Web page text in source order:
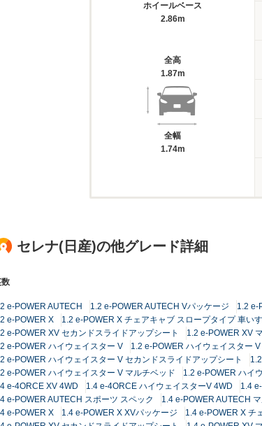
ホイールベース
2.86m
全高
1.87m
全幅
1.74m
セレナ(日産)の他グレード詳細
e-POWER AUTECH 1.2 e-POWER AUTECH Vパッケージ 1.2 e-
e-POWER X
1.2 e-POWER X チェアキャブ スロープタイプ 車い
e-POWER XV セカンドスライドアップシート
1.2 e-POWER XV
e-POWER ハイウェイスター V
1.2 e-POWER ハイウェイスター
e-POWER ハイウェイスター V セカンドスライドアップシート
e-POWER ハイウェイスター V マルチベッド
1.2 e-POWER ハイ
e-4ORCE XV 4WD
1.4 e-4ORCE ハイウェイスターV 4WD 1.4
e-POWER AUTECH スポーツ スペック
1.4 e-POWER AUTECH
e-POWER X
1.4 e-POWER X XVパッケージ 1.4 e-POWER X チ